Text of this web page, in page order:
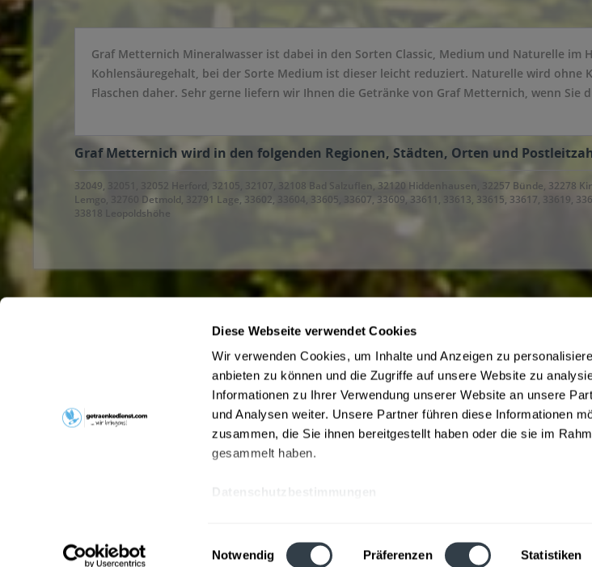
Diese Webseite verwendet Cookies
Wir verwenden Cookies, um Inhalte und Anzeigen zu
anbieten zu können und die Zugriffe auf unsere Website zu
Informationen zu Ihrer Verwendung unserer Website an unsere
und Analysen weiter. Unsere Partner führen diese Informationen
zusammen, die Sie ihnen bereitgestellt haben oder die sie im
gesammelt haben.
Einwilligungsauswahl
Notwendig Präferenzen Statistiken
Graf Metternich Mineralwasser ist dabei in den Sorten Classic, Medium und Naturelle
Kohlensäuregehalt, bei der Sorte Medium ist dieser leicht reduziert. Naturelle wird ohne
Flaschen daher. Sehr gerne liefern wir Ihnen die Getränke von Graf Metternich, wenn Sie
Graf Metternich wird in den folgenden Regionen, Städten, Orten und
32049, 32051, 32052 Herford, 32105, 32107, 32108 Bad Salzuflen, 32120 Hiddenhausen, 32257 Bünde, 32278
Lemgo, 32760 Detmold, 32791 Lage, 33602, 33604, 33605, 33607, 33609, 33611, 33613, 33615, 33617, 33619,
33818 Leopoldshöhe
Haben Sie Fragen zu Ihrer Bestellung?
05222/6282-0
an
oder schreiben Sie uns an
bestellung@langejuergen.de
Shop Service
Büro- und Firmenkunden
Getränke online bestellen in Bielefeld
Hinweise zum Jugendschutz
Liefer- und Zahlungsbedingungen
Pfandrückgabe
Kontakt
AGB
Webseitenbetreiber: Drink_ now GmbH: